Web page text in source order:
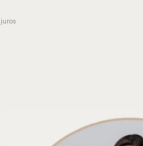
juros